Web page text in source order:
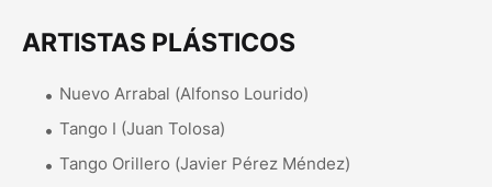
ARTISTAS PLÁSTICOS
Nuevo Arrabal (Alfonso Lourido)
Tango I (Juan Tolosa)
Tango Orillero (Javier Pérez Méndez)